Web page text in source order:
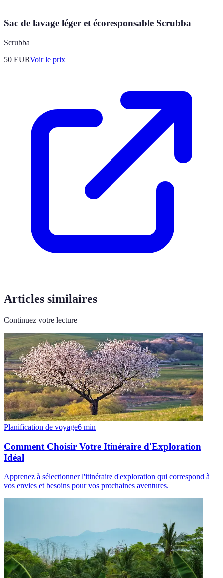
Sac de lavage léger et écoresponsable Scrubba
Scrubba
50 EURVoir le prix
Articles similaires
Continuez votre lecture
Planification de voyage6 min
Comment Choisir Votre Itinéraire d'Exploration
Idéal
Apprenez à sélectionner l'itinéraire d'exploration qui correspond à
vos envies et besoins pour vos prochaines aventures.